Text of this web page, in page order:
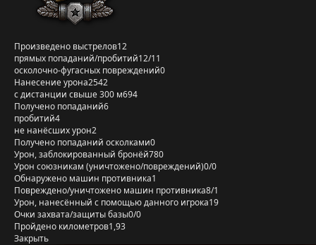
Произведено выстрелов12
прямых попаданий/пробитий12/11
осколочно-фугасных повреждений0
Нанесение урона2542
с дистанции свыше 300 м694
Получено попаданий6
пробитий4
не нанёсших урон2
Получено попаданий осколками0
Урон, заблокированный бронёй780
Урон союзникам (уничтожено/повреждений)0/0
Обнаружено машин противника1
Повреждено/уничтожено машин противника8/1
Урон, нанесённый с помощью данного игрока19
Очки захвата/защиты базы0/0
Пройдено километров1,93
Закрыть